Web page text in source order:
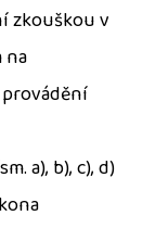
zkouškou v
na
a), b), c), d)